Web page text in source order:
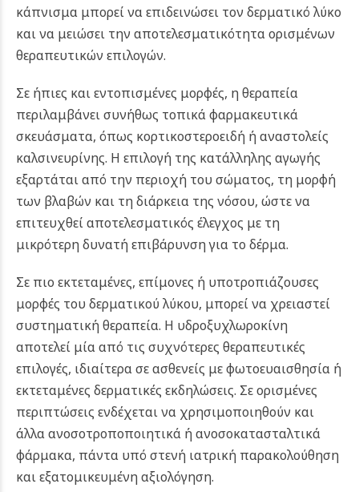
κάπνισμα μπορεί να επιδεινώσει τον δερματικό λύκο
και να μειώσει την αποτελεσματικότητα ορισμένων
θεραπευτικών επιλογών.
Σε ήπιες και εντοπισμένες μορφές, η θεραπεία
περιλαμβάνει συνήθως τοπικά φαρμακευτικά
σκευάσματα, όπως κορτικοστεροειδή ή αναστολείς
καλσινευρίνης. Η επιλογή της κατάλληλης αγωγής
εξαρτάται από την περιοχή του σώματος, τη μορφή
των βλαβών και τη διάρκεια της νόσου, ώστε να
επιτευχθεί αποτελεσματικός έλεγχος με τη
μικρότερη δυνατή επιβάρυνση για το δέρμα.
Σε πιο εκτεταμένες, επίμονες ή υποτροπιάζουσες
μορφές του δερματικού λύκου, μπορεί να χρειαστεί
συστηματική θεραπεία. Η υδροξυχλωροκίνη
αποτελεί μία από τις συχνότερες θεραπευτικές
επιλογές, ιδιαίτερα σε ασθενείς με φωτοευαισθησία ή
εκτεταμένες δερματικές εκδηλώσεις. Σε ορισμένες
περιπτώσεις ενδέχεται να χρησιμοποιηθούν και
άλλα ανοσοτροποποιητικά ή ανοσοκατασταλτικά
φάρμακα, πάντα υπό στενή ιατρική παρακολούθηση
και εξατομικευμένη αξιολόγηση.